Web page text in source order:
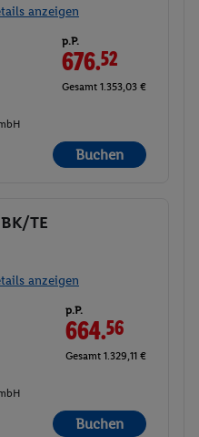
anzeigen
p.P.
676.52
Gesamt 1.353,03 €
Buchen
TE
anzeigen
p.P.
664.56
Gesamt 1.329,11 €
Buchen